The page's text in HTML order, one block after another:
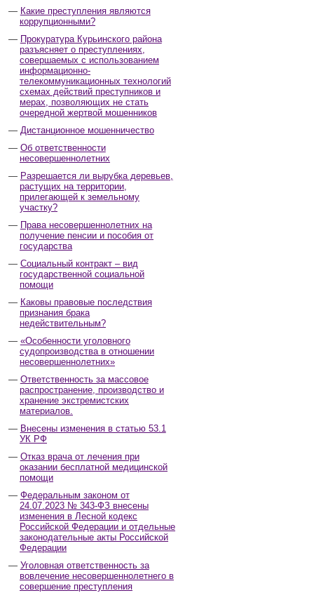
Какие преступления являются
коррупционными?
Прокуратура Курьинского района
разъясняет о преступлениях,
совершаемых с использованием
информационно-
телекоммуникационных технологий
схемах действий преступников и
мерах, позволяющих не стать
очередной жертвой мошенников
Дистанционное мошенничество
Об ответственности
несовершеннолетних
Разрешается ли вырубка деревьев,
растущих на территории,
прилегающей к земельному
участку?
Права несовершеннолетних на
получение пенсии и пособия от
государства
Социальный контракт – вид
государственной социальной
помощи
Каковы правовые последствия
признания брака
недействительным?
«Особенности уголовного
судопроизводства в отношении
несовершеннолетних»
Ответственность за массовое
распространение, производство и
хранение экстремистских
материалов.
Внесены изменения в статью 53.1
УК РФ
Отказ врача от лечения при
оказании бесплатной медицинской
помощи
Федеральным законом от
24.07.2023 № 343-ФЗ внесены
изменения в Лесной кодекс
Российской Федерации и отдельные
законодательные акты Российской
Федерации
Уголовная ответственность за
вовлечение несовершеннолетнего в
совершение преступления